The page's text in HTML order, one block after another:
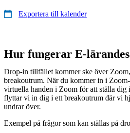
Exportera till kalender
Hur fungerar E-
Drop-in tillfället kommer ske över
breakoutrum. När du kommer in i
virtuella handen i Zoom för att ställa dig
flyttar vi in dig i ett breakoutrum där vi
undrar över.
Exempel på frågor som kan ställas på